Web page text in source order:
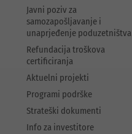
Javni poziv za
samozapošljavanje i
unaprjeđenje poduzetništva
Refundacija troškova
certificiranja
Aktuelni projekti
Programi podrške
Strateški dokumenti
Info za investitore